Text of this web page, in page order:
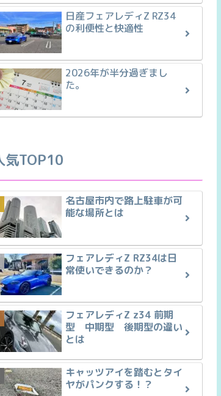
日産フェアレディZ RZ34
の利便性と快適性
2026年が半分過ぎまし
た。
気TOP10
名古屋市内で路上駐車が可
能な場所とは
フェアレディZ RZ34は日
常使いできるのか？
フェアレディZ z34 前期
型 中期型 後期型の違い
とは
キャッツアイを踏むとタイ
ヤがパンクする！？